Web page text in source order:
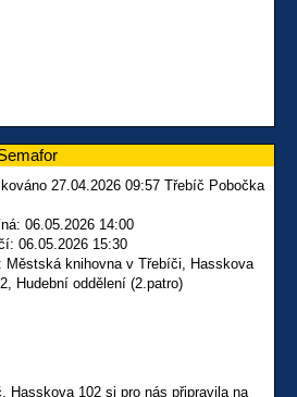
27.04.2026 09:57 Třebíč Pobočka
06.05.2026 14:00
06.05.2026 15:30
Městská knihovna v Třebíči, Hasskova
Hudební oddělení (2.patro)
Hasskova 102 si pro nás připravila na